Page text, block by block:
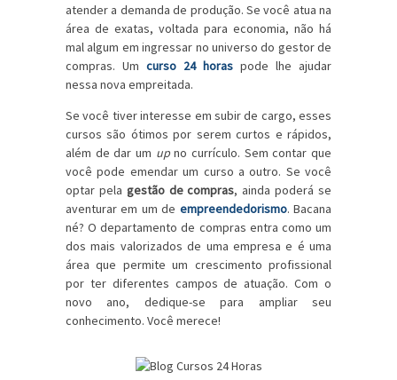
atender a demanda de produção. Se você atua na
área de exatas, voltada para economia, não há
mal algum em ingressar no universo do gestor de
compras. Um curso 24 horas pode lhe ajudar
nessa nova empreitada.
Se você tiver interesse em subir de cargo, esses
cursos são ótimos por serem curtos e rápidos,
além de dar um upno currículo. Sem contar que
você pode emendar um curso a outro. Se você
optar pela gestão de compras, ainda poderá se
aventurar em um de empreendedorismo. Bacana
né? O departamento de compras entra como um
dos mais valorizados de uma empresa e é uma
área que permite um crescimento profissional
por ter diferentes campos de atuação. Com o
novo ano, dedique-se para ampliar seu
conhecimento. Você merece!